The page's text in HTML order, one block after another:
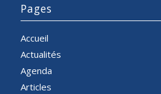
Pages
Accueil
Actualités
Agenda
Articles